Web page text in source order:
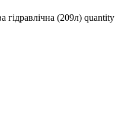
(209л) quantity